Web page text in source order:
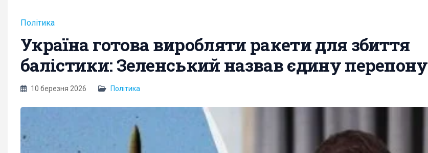
Політика
Україна готова виробляти ракети для збиття
балістики: Зеленський назвав єдину перепону
10 березня 2026 Політика